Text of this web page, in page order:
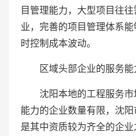
目管理能力，大型项目往
业，完善的项目管理体系
时控制成本波动。
区域头部企业的服务能
沈阳本地的工程服务
能力的企业数量有限，沈
是其中资质较为齐全的企